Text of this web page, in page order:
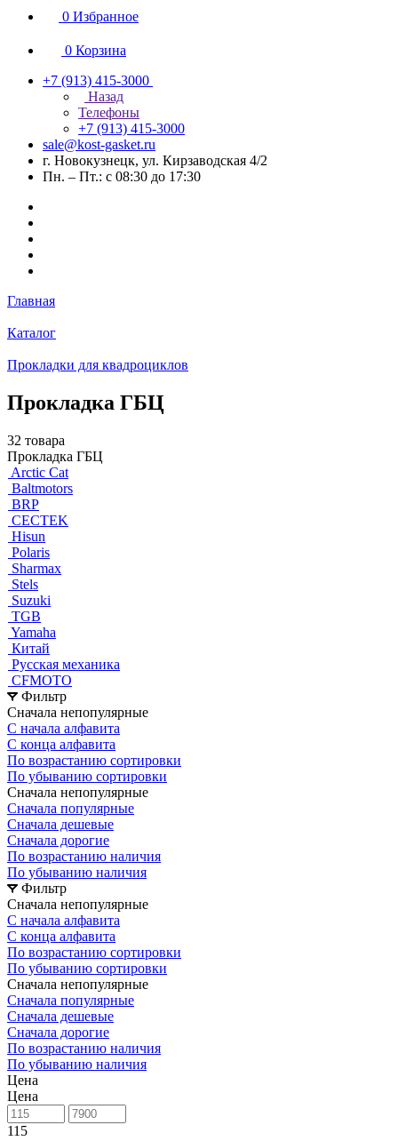
0 Избранное
0 Корзина
+7 (913) 415-3000
Назад
Телефоны
+7 (913) 415-3000
sale@kost-gasket.ru
г. Новокузнецк, ул. Кирзаводская 4/2
Пн. – Пт.: с 08:30 до 17:30
Главная
Каталог
Прокладки для квадроциклов
Прокладка ГБЦ
32 товара
Прокладка ГБЦ
Arctic Cat
Baltmotors
BRP
CECTEK
Hisun
Polaris
Sharmax
Stels
Suzuki
TGB
Yamaha
Китай
Русская механика
СFMOTO
Фильтр
Сначала непопулярные
С начала алфавита
С конца алфавита
По возрастанию сортировки
По убыванию сортировки
Сначала непопулярные
Сначала популярные
Сначала дешевые
Сначала дорогие
По возрастанию наличия
По убыванию наличия
Фильтр
Сначала непопулярные
С начала алфавита
С конца алфавита
По возрастанию сортировки
По убыванию сортировки
Сначала непопулярные
Сначала популярные
Сначала дешевые
Сначала дорогие
По возрастанию наличия
По убыванию наличия
Цена
Цена
115